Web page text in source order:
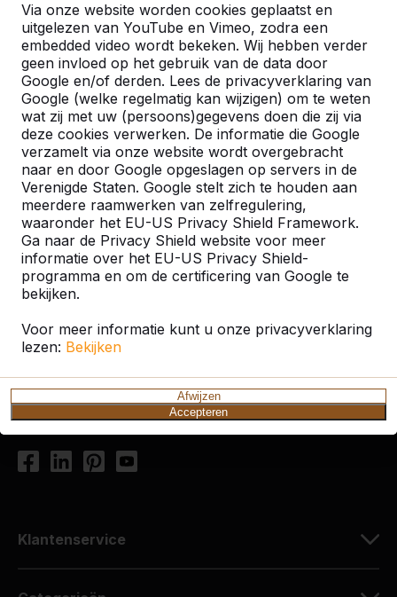
Via onze website worden cookies geplaatst en
uitgelezen van YouTube en Vimeo, zodra een
embedded video wordt bekeken. Wij hebben verder
geen invloed op het gebruik van de data door
Google en/of derden. Lees de privacyverklaring van
Google (welke regelmatig kan wijzigen) om te weten
wat zij met uw (persoons)gegevens doen die zij via
deze cookies verwerken. De informatie die Google
verzamelt via onze website wordt overgebracht
naar en door Google opgeslagen op servers in de
Verenigde Staten. Google stelt zich te houden aan
meerdere raamwerken van zelfregulering,
waaronder het EU-US Privacy Shield Framework.
Ga naar de Privacy Shield website voor meer
informatie over het EU-US Privacy Shield-
programma en om de certificering van Google te
bekijken.
Voor meer informatie kunt u onze privacyverklaring
lezen: Bekijken
Afwijzen
Accepteren
Zie ook
Aldeboarn Grou Jirnsem Jirnsum Nes
Nes gem
Contact
HeBlad Nederland
5527 LC Hapert
Nederland
+31 (0)497 - 36.08.08
info@HeBlad.com
Klantenservice